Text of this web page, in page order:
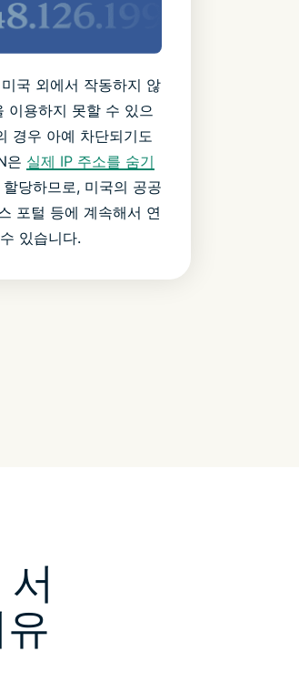
국 외에서 작동하지 않
이용하지 못할 수 있으
경우 아예 차단되기도
은 실제 IP 주소를 숨기
당하므로, 미국의 공공
포털 등에 계속해서 연
있습니다.